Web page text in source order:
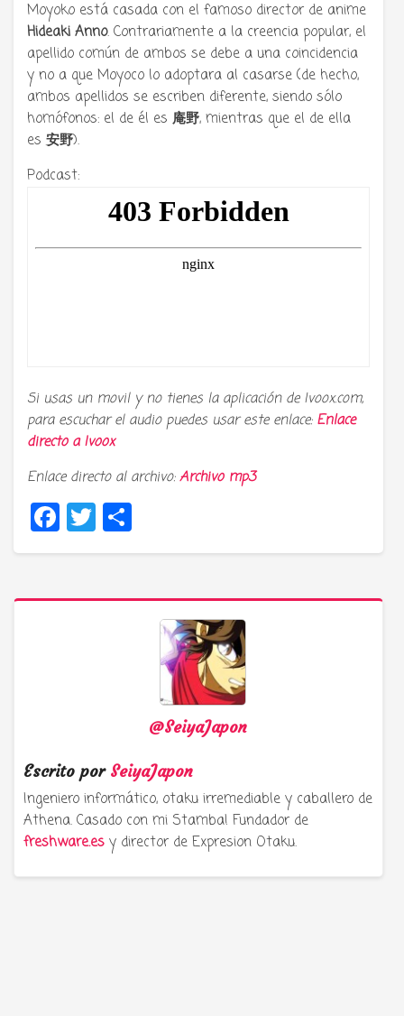
Moyoko está casada con el famoso director de anime
Hideaki Anno. Contrariamente a la creencia popular, el
apellido común de ambos se debe a una coincidencia
y no a que Moyoco lo adoptara al casarse (de hecho,
ambos apellidos se escriben diferente, siendo sólo
homófonos: el de él es 庵野, mientras que el de ella
es安野).
Podcast:
Si usas un movil y no tienes la aplicación de Ivoox.com,
para escuchar el audio puedes usar este enlace: Enlace
directo aIvoox
Enlace directo al archivo:Archivo mp3
Facebook
Twitter
@SeiyaJapon
Escrito por SeiyaJapon
Ingeniero informático, otaku irremediable y caballero de
Athena. Casado con mi Stamba! Fundador de
freshware.es y director de Expresion Otaku.